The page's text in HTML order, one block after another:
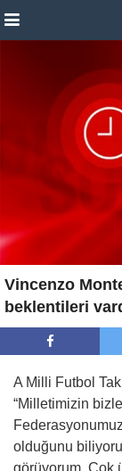
Vincenzo
beklentileri
A Milli Futbol
“Milletimizin
olduğunu
görüyorum. Çok